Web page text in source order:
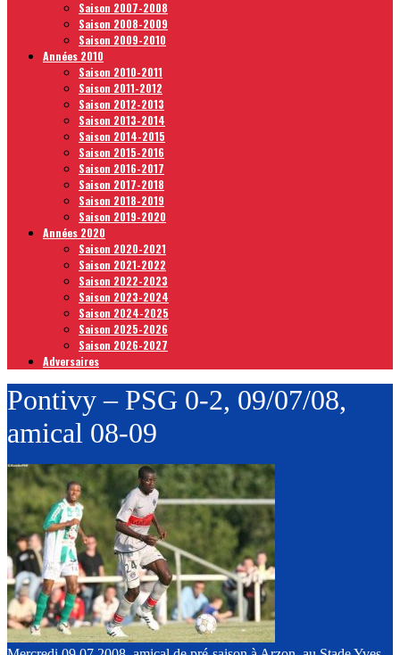
Saison 2007-2008
Saison 2008-2009
Saison 2009-2010
Années 2010
Saison 2010-2011
Saison 2011-2012
Saison 2012-2013
Saison 2013-2014
Saison 2014-2015
Saison 2015-2016
Saison 2016-2017
Saison 2017-2018
Saison 2018-2019
Saison 2019-2020
Années 2020
Saison 2020-2021
Saison 2021-2022
Saison 2022-2023
Saison 2023-2024
Saison 2024-2025
Saison 2025-2026
Saison 2026-2027
Adversaires
Pontivy – PSG 0-2, 09/07/08,
amical 08-09